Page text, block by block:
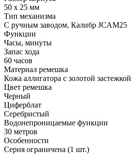
50 х 25 мм
Тип механизма
С ручным заводом, Калибр JCAM25
Функции
Часы, минуты
Запас хода
60 часов
Материал ремешка
Кожа аллигатора с золотой застежкой
Цвет ремешка
Черный
Циферблат
Серебристый
Водонепроницаемые функции
30 метров
Особенности
Серия ограничена (1 шт.)